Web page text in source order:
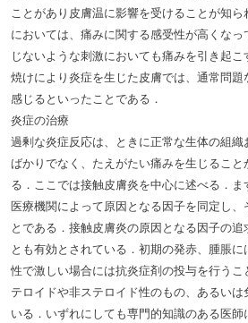
ことがあり皮膚温に影響を受けることが知
においては、痛みに関する感受性が高くな
じないような刺激においても痛みを引き起
焼けにより炎症を生じた皮膚では、通常問題
感じるといったことである．
炎症の治療
過剰な炎症反応は、ときに正常な生体の組
ばかりでなく、たえがたい痛みを生じるこ
る．ここでは接触皮膚炎を中心に述べる．ま
医療機関によって原因となる因子を同定し、
とである．接触皮膚炎の原因となる因子の追
とも有効とされている．初期の発赤、腫脹
性で激しい場合には抗炎症剤の投与を行う
テロイドや非ステロイド性のもの、あるい
いる．いずれにしても専門的知識のある医師